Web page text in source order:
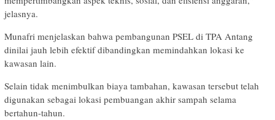
jelasnya.
Munafri menjelaskan bahwa pembangunan PSEL di TPA Antang
dinilai jauh lebih efektif dibandingkan memindahkan lokasi ke
kawasan lain.
Selain tidak menimbulkan biaya tambahan, kawasan tersebut telah
digunakan sebagai lokasi pembuangan akhir sampah selama
bertahun-tahun.